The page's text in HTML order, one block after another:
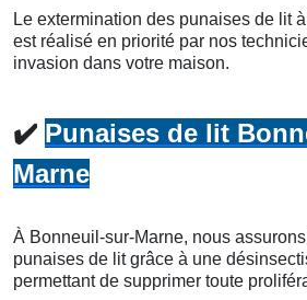
Le extermination des punaises de lit
est réalisé en priorité par nos
invasion dans votre maison.
✔️ Punaises de lit
Marne
À Bonneuil-sur-Marne, nous
punaises de lit grâce à une
permettant de supprimer toute